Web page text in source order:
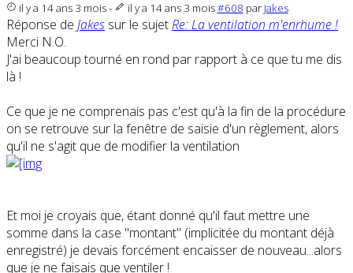
il y a 14 ans 3 mois- il y a 14 ans 3 mois#608 par Jakes
Réponse de Jakes sur le sujetRe: La ventilation m'enrhume !
Merci N.O.
J'ai beaucoup tourné en rond par rapport à ce que tu me dis
là !
Ce que je ne comprenais pas c'est qu'à la fin de la procédure
on se retrouve sur la fenêtre de saisie d'un règlement, alors
qu'il ne s'agit que de modifier la ventilation
Et moi je croyais que, étant donné qu'il faut mettre une
somme dans la case "montant" (implicitée du montant déjà
enregistré) je devais forcément encaisser de nouveau...alors
que je ne faisais que ventiler !